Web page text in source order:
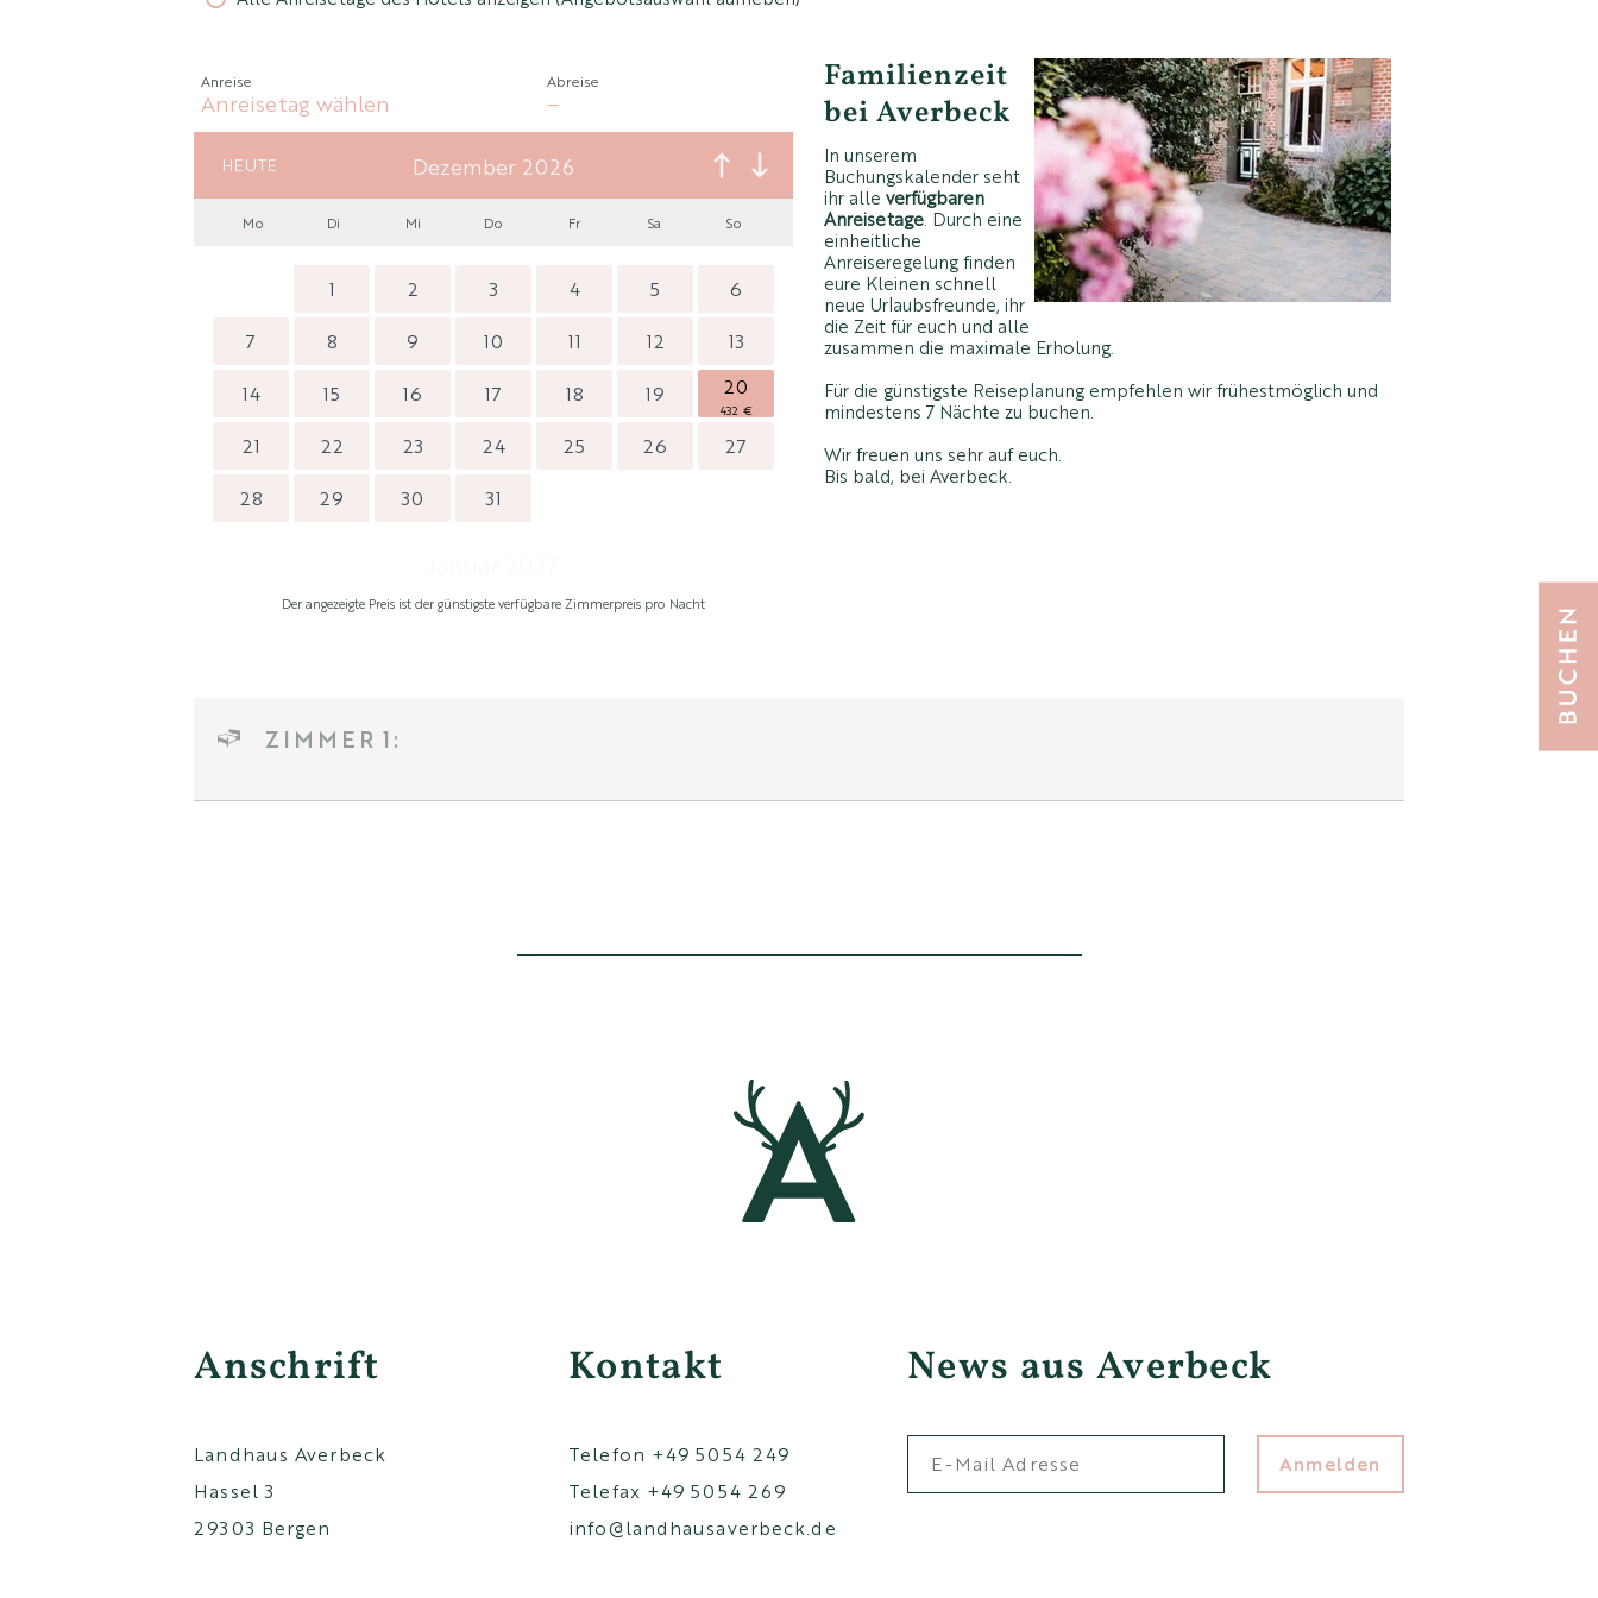
Familienzeit
bei Averbeck
In unserem
Buchungskalender seht
ihr alleverfügbaren
Anreisetage . Durch eine
einheitliche
Anreiseregelung finden
eure Kleinen schnell
neue Urlaubsfreunde, ihr
die Zeit für euch und alle
zusammen die maximale Erholung.
Für die günstigste Reiseplanung empfehlen wir frühestmöglich und
mindestens 7 Nächte zu buchen.
Wir freuen uns sehr auf euch.
Bis bald, bei Averbeck.
ZIMMER 1:
Anschrift
Landhaus Averbeck
Hassel 3
29303 Bergen
Kontakt
Telefon +49 5054 249
Telefax +49 5054 269
info@landhausaverbeck.de
News aus Averbeck
Anmelden